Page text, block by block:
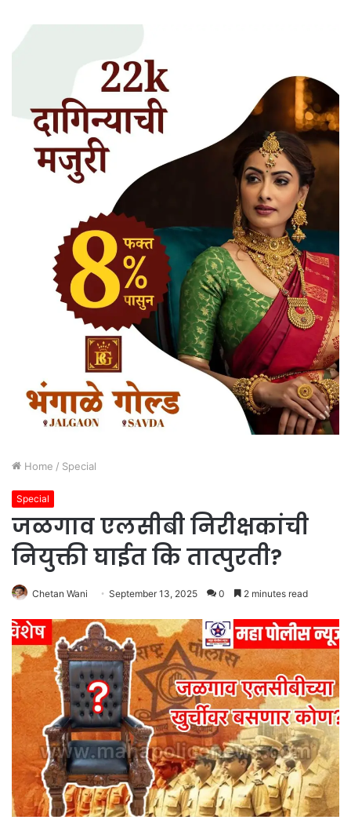
Home / Special
Special
जळगाव एलसीबी निरीक्षकांची
नियुक्ती घाईत कि तात्पुरती?
Chetan Wani September 13, 2025 0 2 minutes read